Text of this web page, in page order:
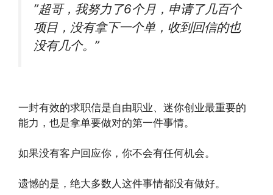
”超哥，我努力了6个月，申请了几百个
项目，没有拿下一个单，收到回信的也
没有几个。”
一封有效的求职信是自由职业、迷你创业最重要的
能力，也是拿单要做对的第一件事情。
如果没有客户回应你，你不会有任何机会。
遗憾的是，绝大多数人这件事情都没有做好。